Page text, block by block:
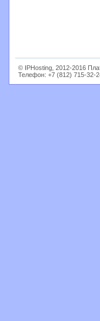
© IPHosting, 2012-2016
Телефон: +7 (812) 715-32-